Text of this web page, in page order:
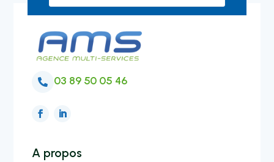
 03 89 50 05 46
A propos